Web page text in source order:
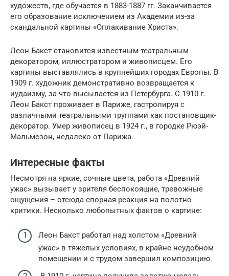
художеств, где обучается в 1883-1887 гг. Заканчивается
его образование исключением из Академии из-за
скандальной картины «Оплакивание Христа».
Леон Бакст становится известным театральным
декоратором, иллюстратором и живописцем. Его
картины выставлялись в крупнейших городах Европы. В
1909 г. художник демонстративно возвращается к
иудаизму, за что высылается из Петербурга. С 1910 г.
Леон Бакст проживает в Париже, гастролируя с
различными театральными труппами как постановщик-
декоратор. Умер живописец в 1924 г., в городке Рюэй-
Мальмезон, недалеко от Парижа.
Интересные факты
Несмотря на яркие, сочные цвета, работа «Древний
ужас» вызывает у зрителя беспокоящие, тревожные
ощущения – отсюда спорная реакция на полотно
критики. Несколько любопытных фактов о картине:
Леон Бакст работал над холстом «Древний
ужас» в тяжелых условиях, в крайне неудобном
помещении и с трудом завершил композицию.